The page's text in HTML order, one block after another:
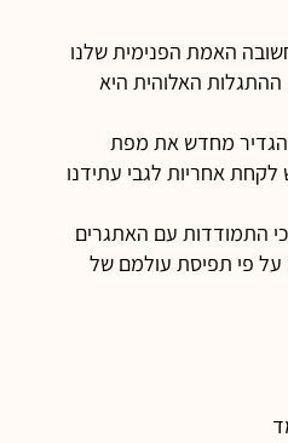
האמת הפנימית שלנו
האלוהית היא
מחדש את מפת
אחריות לגבי עתידנו
התמודדות עם האתגרים
על פי תפיסת עולמם של